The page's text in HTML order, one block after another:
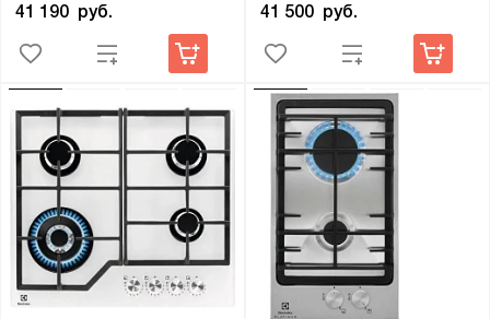
41 190 руб. 41 500 руб.